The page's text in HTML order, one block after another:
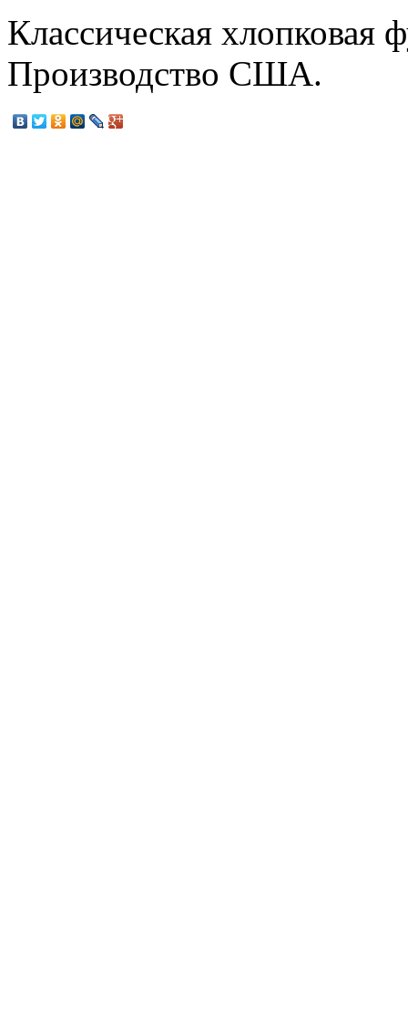
Классическая хлопковая
Производство США.